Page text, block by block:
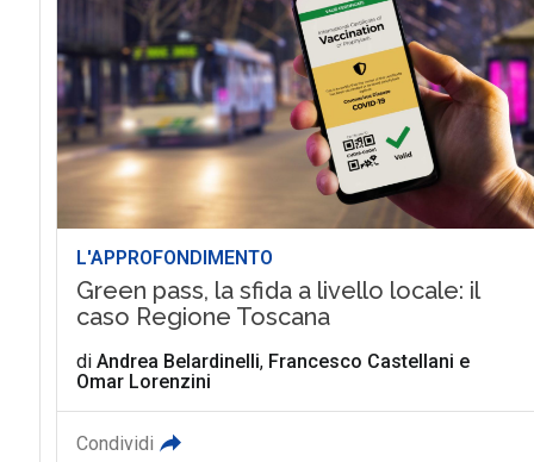
L'APPROFONDIMENTO
Green pass, la sfida a livello locale: il
caso Regione Toscana
di Andrea Belardinelli, Francesco Castellani e
Omar Lorenzini
Condividi